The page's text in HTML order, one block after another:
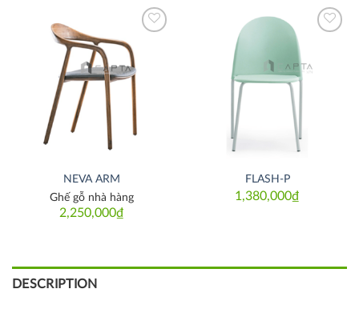
NEVA ARM
2,250,000₫
Ghế gỗ nhà hàng
FLASH-P
1,380,000₫
DESCRIPTION